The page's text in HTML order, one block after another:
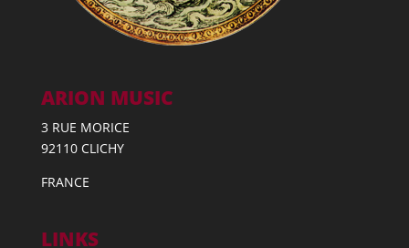
ARION MUSIC
3 RUE MORICE
92110 CLICHY
FRANCE
LINKS